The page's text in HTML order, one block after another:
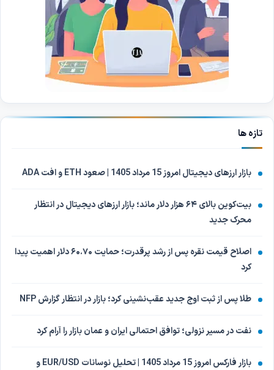
تازه ها
بازار ارزهای دیجیتال امروز 15 مرداد 1405 | صعود ETH و افت ADA
بیت‌کوین بالای ۶۴ هزار دلار ماند؛ بازار ارزهای دیجیتال در انتظار
محرک جدید
اصلاح قیمت نقره پس از رشد پرقدرت؛ حمایت ۶۰.۷۰ دلار اهمیت پیدا
کرد
طلا پس از ثبت اوج جدید عقب‌نشینی کرد؛ بازار در انتظار گزارش NFP
نفت در مسیر نزولی؛ توافق احتمالی ایران و عمان بازار را آرام کرد
بازار فارکس امروز 15 مرداد 1405 | تحلیل نوسانات EUR/USD و